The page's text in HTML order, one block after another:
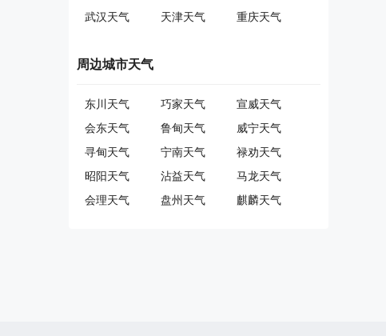
武汉天气
天津天气 重庆天气
周边城市天气
东川天气 巧家天气
宣威天气
会东天气
鲁甸天气
威宁天气
寻甸天气
宁南天气
禄劝天气
昭阳天气
沾益天气
马龙天气
会理天气
盘州天气 麒麟天气